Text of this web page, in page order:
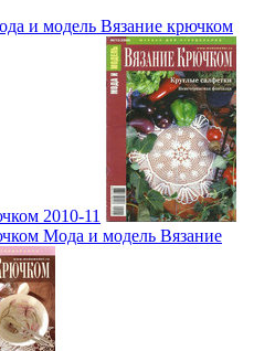
и модель Вязание крючком
2010-11
Мода и модель Вязание